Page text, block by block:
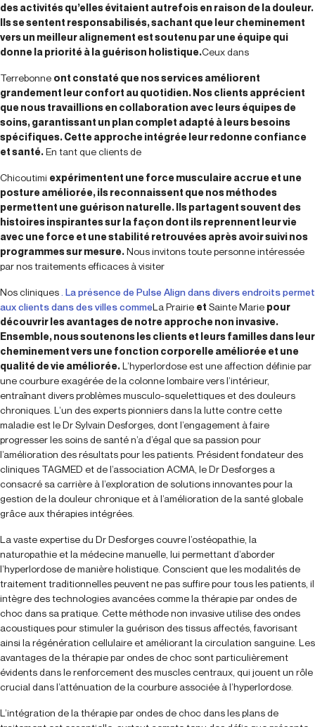
des activités qu’elles évitaient autrefois en raison de la douleur.
Ils se sentent responsabilisés, sachant que leur cheminement
vers un meilleur alignement est soutenu par une équipe qui
donne la priorité à la guérison holistique.Ceux dans
Terrebonne ont constaté que nos services améliorent
grandement leur confort au quotidien. Nos clients apprécient
que nous travaillions en collaboration avec leurs équipes de
soins, garantissant un plan complet adapté à leurs besoins
spécifiques. Cette approche intégrée leur redonne confiance
et santé.En tant que clients de
Chicoutimi expérimentent une force musculaire accrue et une
posture améliorée, ils reconnaissent que nos méthodes
permettent une guérison naturelle. Ils partagent souvent des
histoires inspirantes sur la façon dont ils reprennent leur vie
avec une force et une stabilité retrouvées après avoir suivi nos
programmes sur mesure.Nous invitons toute personne intéressée
par nos traitements efficaces à visiter
Nos cliniques . La présence de Pulse Align dans divers endroits permet
aux clients dans des villes commeLa Prairie et Sainte Marie pour
découvrir les avantages de notre approche non invasive.
Ensemble, nous soutenons les clients et leurs familles dans leur
cheminement vers une fonction corporelle améliorée et une
qualité de vie améliorée.L’hyperlordose est une affection définie par
une courbure exagérée de la colonne lombaire vers l’intérieur,
entraînant divers problèmes musculo-squelettiques et des douleurs
chroniques. L’un des experts pionniers dans la lutte contre cette
maladie est le Dr Sylvain Desforges, dont l’engagement à faire
progresser les soins de santé n’a d’égal que sa passion pour
l’amélioration des résultats pour les patients. Président fondateur des
cliniques TAGMED et de l’association ACMA, le Dr Desforges a
consacré sa carrière à l’exploration de solutions innovantes pour la
gestion de la douleur chronique et à l’amélioration de la santé globale
grâce aux thérapies intégrées.
La vaste expertise du Dr Desforges couvre l’ostéopathie, la
naturopathie et la médecine manuelle, lui permettant d’aborder
l’hyperlordose de manière holistique. Conscient que les modalités de
traitement traditionnelles peuvent ne pas suffire pour tous les patients, il
intègre des technologies avancées comme la thérapie par ondes de
choc dans sa pratique. Cette méthode non invasive utilise des ondes
acoustiques pour stimuler la guérison des tissus affectés, favorisant
ainsi la régénération cellulaire et améliorant la circulation sanguine. Les
avantages de la thérapie par ondes de choc sont particulièrement
évidents dans le renforcement des muscles centraux, qui jouent un rôle
crucial dans l’atténuation de la courbure associée à l’hyperlordose.
L’intégration de la thérapie par ondes de choc dans les plans de